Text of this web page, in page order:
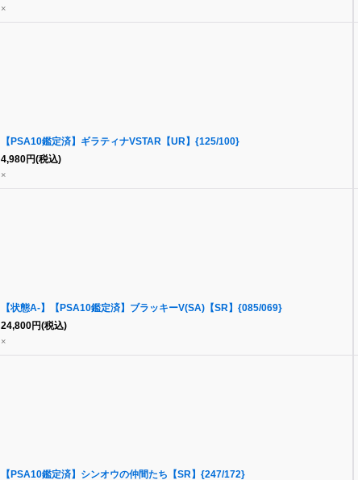
×
【PSA10鑑定済】ギラティナVSTAR【UR】{125/100}
4,980円(税込)
×
【状態A-】【PSA10鑑定済】ブラッキーV(SA)【SR】{085/069}
24,800円(税込)
×
【PSA10鑑定済】シンオウの仲間たち【SR】{247/172}